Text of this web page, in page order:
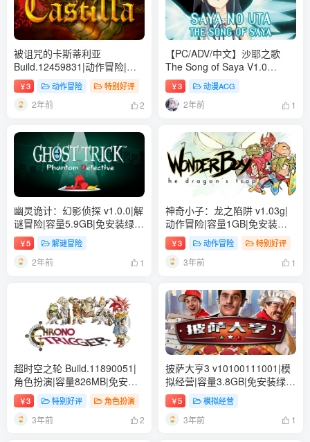
被诅咒的卡斯蒂利亚
Build.12459831|动作冒险|容
量162MB|免安装绿色中文版
￥3 动作冒险 特别好评
2年前 2
【PC/ADV/中文】沙耶之歌
The Song of Saya V1.0
STEAM官方中文版【615M】
￥3 动漫ACG
2年前 1
幽灵诡计：幻影侦探 v1.0.0|解
谜冒险|容量5.9GB|免安装绿色
中文版
￥5 解谜冒险
2年前 1
神奇小子：龙之陷阱 v1.03g|
动作冒险|容量1GB|免安装绿
色中文版
￥3 动作冒险 特别好评
3年前 1
超时空之轮 Build.11890051|
角色扮演|容量826MB|免安装
绿色中文版
￥3 特别好评 角色扮演
3年前 2
披萨大亨3 v10100111001|模
拟经营|容量3.8GB|免安装绿色
中文版
￥5 模拟经营
3年前 1